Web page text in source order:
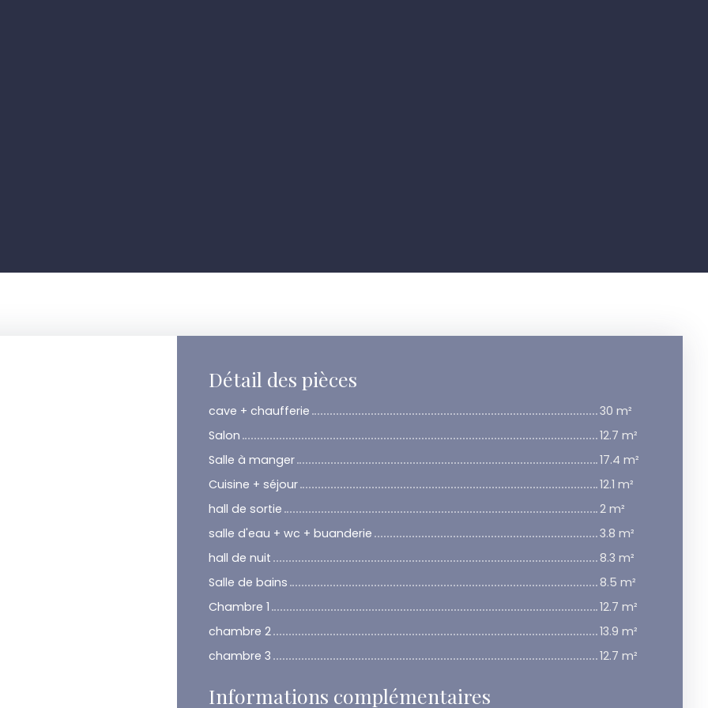
Détail des pièces
cave + chaufferie
30 m²
Salon
12.7 m²
Salle à manger
17.4 m²
Cuisine + séjour
12.1 m²
hall de sortie
2 m²
salle d'eau + wc + buanderie
3.8 m²
hall de nuit
8.3 m²
Salle de bains
8.5 m²
Chambre 1
12.7 m²
chambre 2
13.9 m²
chambre 3
12.7 m²
Informations complémentaires